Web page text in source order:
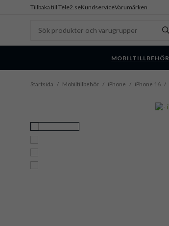
Tillbaka till Tele2.seKundserviceVarumärken
MOBILTILLBEHÖR
Startsida / Mobiltillbehör / iPhone / iPhone 16 /